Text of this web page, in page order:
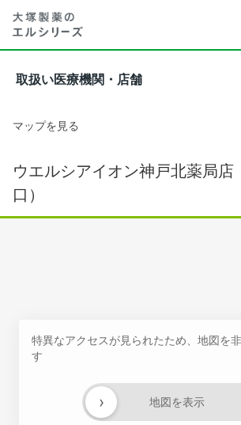
取扱い医療機関・店舗
マップを見る
ウエルシアイオン神戸北薬局店
口）
特異なアクセスが見られたため、地図を
す
地図を表示
›